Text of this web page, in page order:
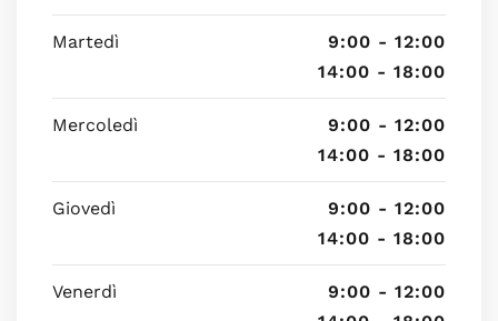
Martedì
9:00 - 12:00
14:00 - 18:00
Mercoledì
9:00 - 12:00
14:00 - 18:00
Giovedì
9:00 - 12:00
14:00 - 18:00
Venerdì
9:00 - 12:00